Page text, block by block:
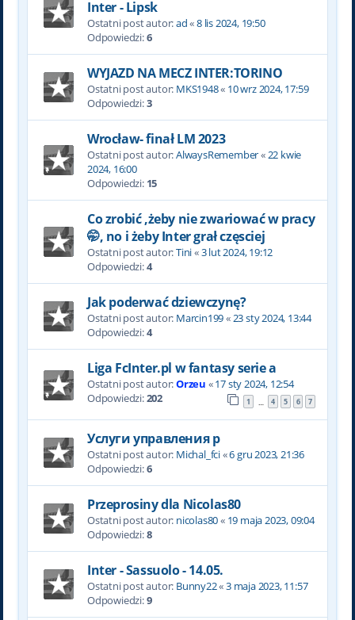
Inter - Lipsk
Ostatni post autor:ad«8 lis 2024, 19:50
Odpowiedzi:6
WYJAZD NA MECZ INTER:TORINO
Ostatni post autor: MKS1948« 10 wrz 2024, 17:59
Odpowiedzi:3
Wrocław- finał LM 2023
Ostatni post autor:AlwaysRemember«22 kwie
2024, 16:00
Odpowiedzi: 15
Co zrobić ,żeby nie zwariować w pracy
🤭, no i żeby Inter grał częsciej
Ostatni post autor:Tini«3 lut 2024, 19:12
Odpowiedzi:4
Jak poderwać dziewczynę?
Ostatni post autor: Marcin199«23 sty 2024, 13:44
Odpowiedzi:4
Liga FcInter.pl w fantasy serie a
Ostatni post autor:Orzeu «17 sty 2024, 12:54
Odpowiedzi:202 1 … 4 5 6 7
Услуги управления р
Ostatni post autor: Michal_fci«6 gru 2023, 21:36
Odpowiedzi:6
Przeprosiny dla Nicolas80
Ostatni post autor: nicolas80« 19 maja 2023, 09:04
Odpowiedzi:8
Inter - Sassuolo - 14.05.
Ostatni post autor: Bunny22«3 maja 2023, 11:57
Odpowiedzi:9